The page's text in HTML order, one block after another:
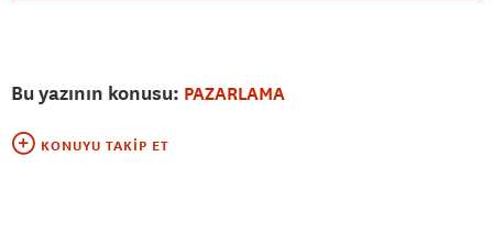
Bu yazının konusu: PAZARLAMA
KONUYU TAKIP ET